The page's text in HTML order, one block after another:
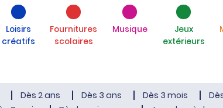
Loisirs
créatifs
Fournitures
scolaires
Musique
Jeux
extérieurs
Dès 2 ans Dès 3 ans Dès 3 mois